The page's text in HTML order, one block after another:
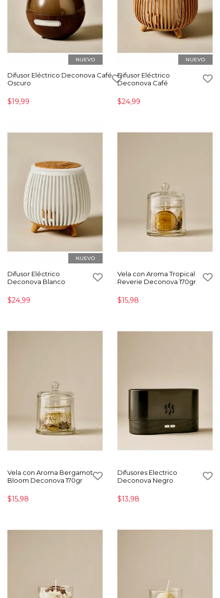
Difusor Eléctrico Deconova Café
Oscuro
$19,99
Difusor Eléctrico
Deconova Café
$24,99
Difusor Eléctrico
Deconova Blanco
$24,99
Vela con Aroma Tropical
Reverie Deconova 170gr
$15,98
Vela con Aroma Bergamot
Bloom Deconova 170gr
$15,98
Difusores Electrico
Deconova Negro
$13,98